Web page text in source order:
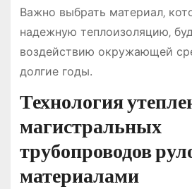
Важно выбрать материал‚
надежную теплоизоляцию‚
воздействию окружающей
долгие годы.
Технология
магистральных
трубопроводов
материалами